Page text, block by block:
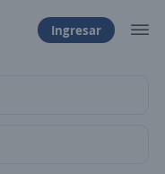
Ingresar